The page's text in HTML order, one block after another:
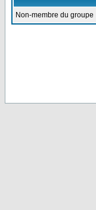
Non-membre du groupe